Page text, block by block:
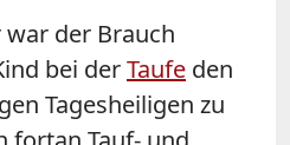
der Brauch
bei derTaufe den
Tagesheiligen zu